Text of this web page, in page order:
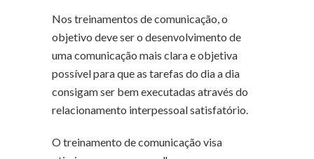
Nos treinamentos de comunicação, o
objetivo deve ser o desenvolvimento de
uma comunicação mais clara e objetiva
possível para que as tarefas do dia a dia
consigam ser bem executadas através do
relacionamento interpessoal satisfatório.
O treinamento de comunicação visa